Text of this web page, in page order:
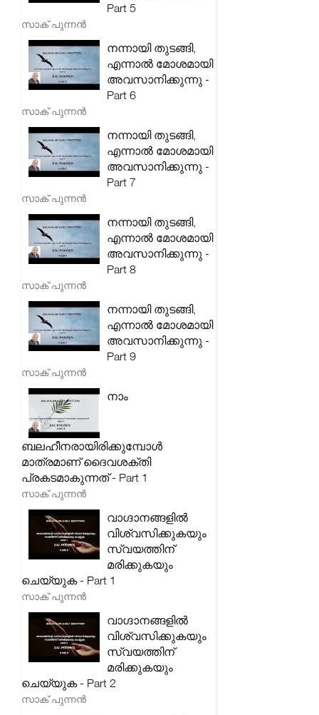
Part 5
സാക് പുന്നൻ
നന്നായി തുടങ്ങി,
എന്നാൽ മോശമായി
അവസാനിക്കുന്നു -
Part 6
സാക് പുന്നൻ
നന്നായി തുടങ്ങി,
എന്നാൽ മോശമായി
അവസാനിക്കുന്നു -
Part 7
സാക് പുന്നൻ
നന്നായി തുടങ്ങി,
എന്നാൽ മോശമായി
അവസാനിക്കുന്നു -
Part 8
സാക് പുന്നൻ
നന്നായി തുടങ്ങി,
എന്നാൽ മോശമായി
അവസാനിക്കുന്നു -
Part 9
സാക് പുന്നൻ
നാം
ബലഹീനരായിരിക്കുമ്പോൾ
മാത്രമാണ് ദൈവശക്തി
പ്രകടമാകുന്നത് - Part 1
സാക് പുന്നൻ
വാഗ്ദാനങ്ങളിൽ
വിശ്വസിക്കുകയും
സ്വയത്തിന്
മരിക്കുകയും
ചെയ്യുക - Part 1
സാക് പുന്നൻ
വാഗ്ദാനങ്ങളിൽ
വിശ്വസിക്കുകയും
സ്വയത്തിന്
മരിക്കുകയും
ചെയ്യുക - Part 2
സാക് പുന്നൻ